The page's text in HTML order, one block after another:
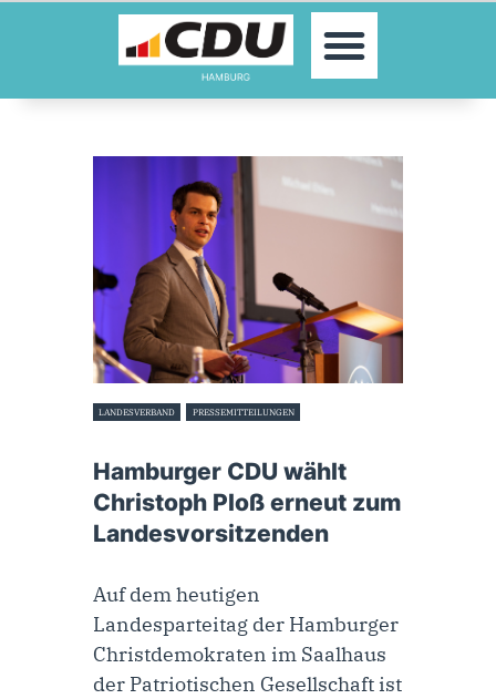
MOIN!
AKTUELLES
PARLAMENTE
KONTAKT
SPENDEN
MITGLIED WERDEN!
LANDESVERBAND PRESSEMITTEILUNGEN
Hamburger CDU wählt
Christoph Ploß erneut zum
Landesvorsitzenden
Auf dem heutigen
Landesparteitag der Hamburger
Christdemokraten im Saalhaus
der Patriotischen Gesellschaft ist